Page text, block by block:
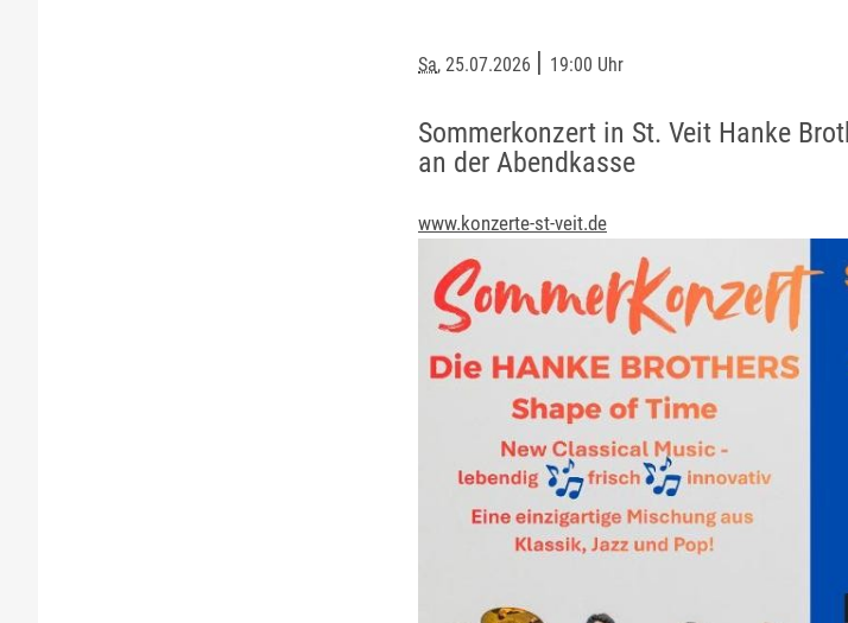
Sa, 25.07.2026 | 19:00 Uhr
Sommerkonzert in St. Veit Hanke
an der Abendkasse
www.konzerte-st-veit.de